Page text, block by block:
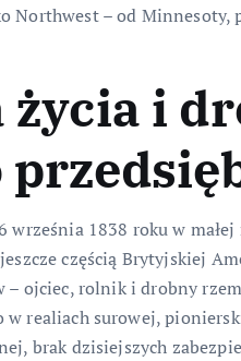
Northwest – od Minnesoty,
życia i
września 1838 roku w
częścią Brytyjskiej
ojciec, rolnik i drobny
realiach surowej,
brak dzisiejszych